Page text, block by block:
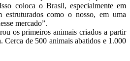
coloca o Brasil, especialmente em
estruturados como o nosso, em uma
mercado”.
os primeiros animais criados a partir
Cerca de 500 animais abatidos e 1.000